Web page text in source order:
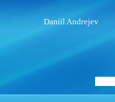
Daniil Andrejev